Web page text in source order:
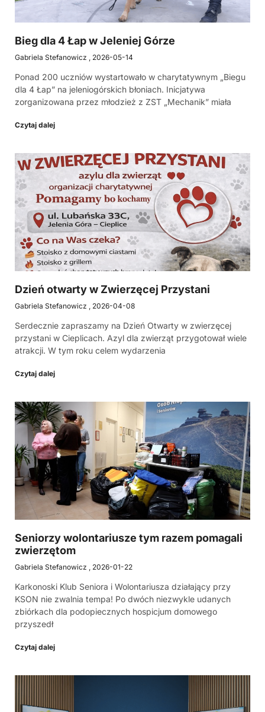
Bieg dla 4 Łap w Jeleniej Górze
Gabriela Stefanowicz 2026-05-14
Ponad 200 uczniów wystartowało w charytatywnym „Biegu
dla 4 Łap” na jeleniogórskich błoniach. Inicjatywa
zorganizowana przez młodzież z ZST „Mechanik” miała
Czytaj dalej
Dzień otwarty w Zwierzęcej Przystani
Gabriela Stefanowicz 2026-04-08
Serdecznie zapraszamy na Dzień Otwarty w zwierzęcej
przystani w Cieplicach. Azyl dla zwierząt przygotował wiele
atrakcji. W tym roku celem wydarzenia
Czytaj dalej
Seniorzy wolontariusze tym razem pomagali
zwierzętom
Gabriela Stefanowicz 2026-01-22
Karkonoski Klub Seniora i Wolontariusza działający przy
KSON nie zwalnia tempa! Po dwóch niezwykle udanych
zbiórkach dla podopiecznych hospicjum domowego
przyszedł
Czytaj dalej